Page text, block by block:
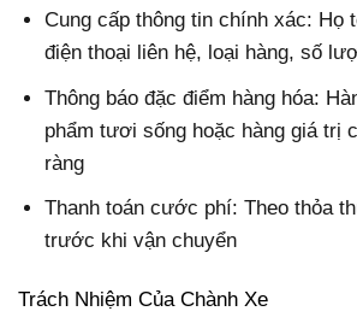
Cung cấp thông tin chính xác: Họ
điện thoại liên hệ, loại hàng, số
Thông báo đặc điểm hàng hóa:
phẩm tươi sống hoặc hàng giá trị
ràng
Thanh toán cước phí: Theo thỏa
trước khi vận chuyển
Trách Nhiệm Của Chành Xe